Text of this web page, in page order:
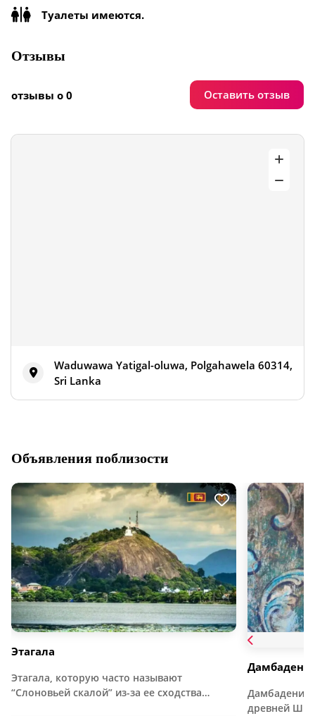
Туалеты имеются.
Отзывы
отзывы о 0 Оставить отзыв
Waduwawa Yatigal-oluwa, Polgahawela 60314,
Sri Lanka
Объявления поблизости
Этагала
Этагала, которую часто называют
“Слоновьей скалой” из-за ее сходства…
Дамбадения
древней